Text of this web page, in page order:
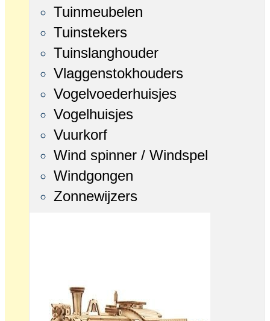
Tuinmeubelen
Tuinstekers
Tuinslanghouder
Vlaggenstokhouders
Vogelvoederhuisjes
Vogelhuisjes
Vuurkorf
Wind spinner / Windspel
Windgongen
Zonnewijzers